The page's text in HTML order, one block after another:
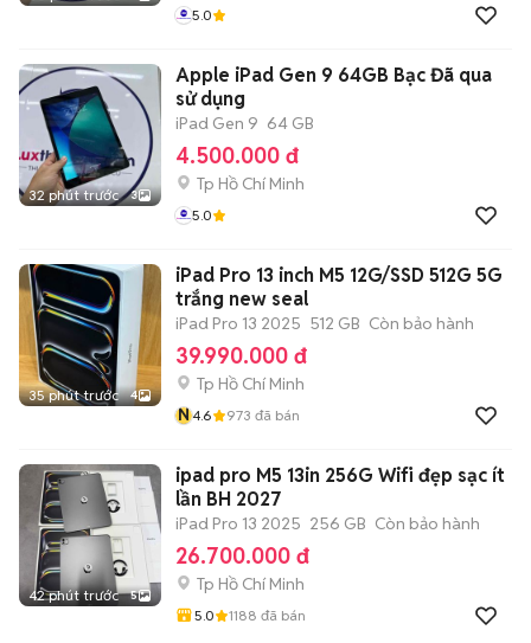
5.0
32 phút trước 3
Apple iPad Gen 9 64GB Bạc Đã qua
sử dụng
iPad Gen 9 64 GB
4.500.000 đ
Tp Hồ Chí Minh
5.0
35 phút trước 4
iPad Pro 13 inch M5 12G/SSD 512G 5G
trắng new seal
iPad Pro 13 2025 512 GB Còn bảo hành
39.990.000 đ
Tp Hồ Chí Minh
N4.6 973 đã bán
42 phút trước 5
ipad pro M5 13in 256G Wifi đẹp sạc ít
lần BH 2027
iPad Pro 13 2025 256 GB Còn bảo hành
26.700.000 đ
Tp Hồ Chí Minh
5.0 1188 đã bán